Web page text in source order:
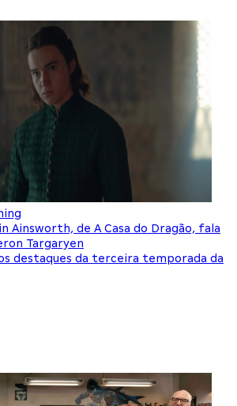
Ainsworth, de A Casa do Dragão, fala
Targaryen
destaques da terceira temporada da